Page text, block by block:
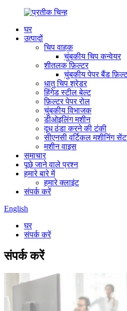
घर
उत्पादों
चिप वाहक
चुंबकीय चिप कन्वेयर
शीतलक फ़िल्टर
चुंबकीय पेपर बैंड
धातु चिप श्रेडर
हिंगेड स्टील बेल्ट
फ़िल्टर पेपर रोल
चुंबकीय विभाजक
डीओइलिंग मशीन
दूध ठंडा करने की टंकी
सीएनसी वर्टिकल मशीनिंग
मशीन वाइस
समाचार
पूछे जाने वाले प्रश्न
हमारे बारे में
हमारे क्लाइंट
संपर्क करें
English
घर
संपर्क करें
संपर्क करें